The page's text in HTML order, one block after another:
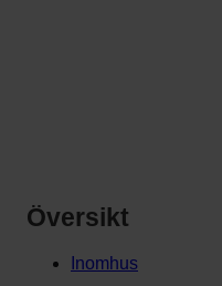
Översikt
Inomhus